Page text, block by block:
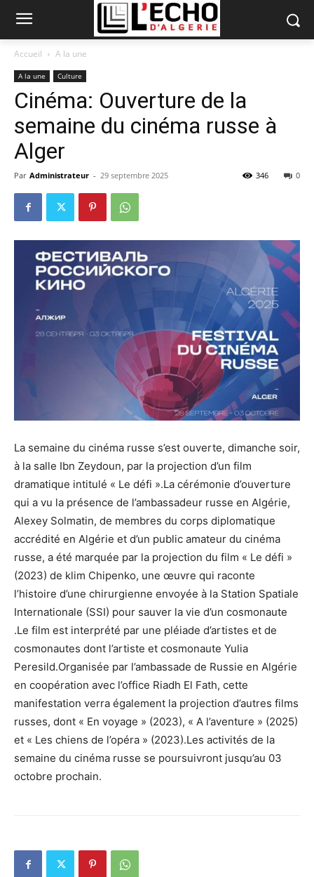
Accueil A la une
A la une Culture
Cinéma: Ouverture de la
semaine du cinéma russe à
Alger
Par Administrateur - 29 septembre 2025 0
346
La semaine du cinéma russe s’est ouverte, dimanche soir,
à la salle Ibn Zeydoun, par la projection d’un film
dramatique intitulé « Le défi ».La cérémonie d’ouverture
qui a vu la présence de l’ambassadeur russe en Algérie,
Alexey Solmatin, de membres du corps diplomatique
accrédité en Algérie et d’un public amateur du cinéma
russe, a été marquée par la projection du film « Le défi »
(2023) de klim Chipenko, une œuvre qui raconte
l’histoire d’une chirurgienne envoyée à la Station Spatiale
Internationale (SSI) pour sauver la vie d’un cosmonaute
.Le film est interprété par une pléiade d’artistes et de
cosmonautes dont l’artiste et cosmonaute Yulia
Peresild.Organisée par l’ambassade de Russie en Algérie
en coopération avec l’office Riadh El Fath, cette
manifestation verra également la projection d’autres films
russes, dont « En voyage » (2023), « A l’aventure » (2025)
et « Les chiens de l’opéra » (2023).Les activités de la
semaine du cinéma russe se poursuivront jusqu’au 03
octobre prochain.